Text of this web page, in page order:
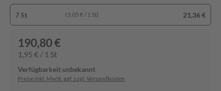
7 St (3,05 € / 1 St) 21,36 €
190,80 €
1,95 € / 1 St
Verfügbarkeit unbekannt
Preise inkl. MwSt. ggf. zzgl. Versandkosten